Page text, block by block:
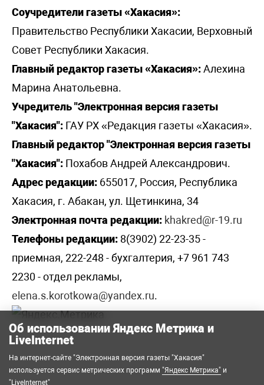
Соучредители газеты «Хакасия»:
Правительство Республики Хакасии, Верховный
Совет Республики Хакасия.
Главный редактор газеты «Хакасия»:Алехина
Марина Анатольевна.
Учредитель "Электронная версия газеты
"Хакасия": ГАУ РХ «Редакция газеты «Хакасия».
Главный редактор "Электронная версия газеты
"Хакасия": Похабов Андрей Александрович.
Адрес редакции: 655017, Россия, Республика
Хакасия, г. Абакан, ул. Щетинкина, 34
Электронная почта редакции: khakred@r-19.ru
Телефоны редакции: 8(3902) 22-23-35 -
приемная, 222-248 - бухгалтерия, +7 961 743
2230 - отдел рекламы,
elena.s.korotkowa@yandex.ru.
Об использовании Яндекс Метрика и
LiveInternet
На интернет-сайте "Электронная версия газеты "Хакасия"
используется сервис метрических программ "Яндекс Метрика" и
"LiveInternet"